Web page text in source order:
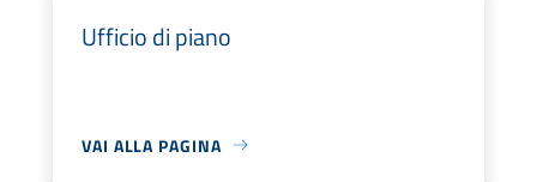
Ufficio di piano
VAI ALLA PAGINA